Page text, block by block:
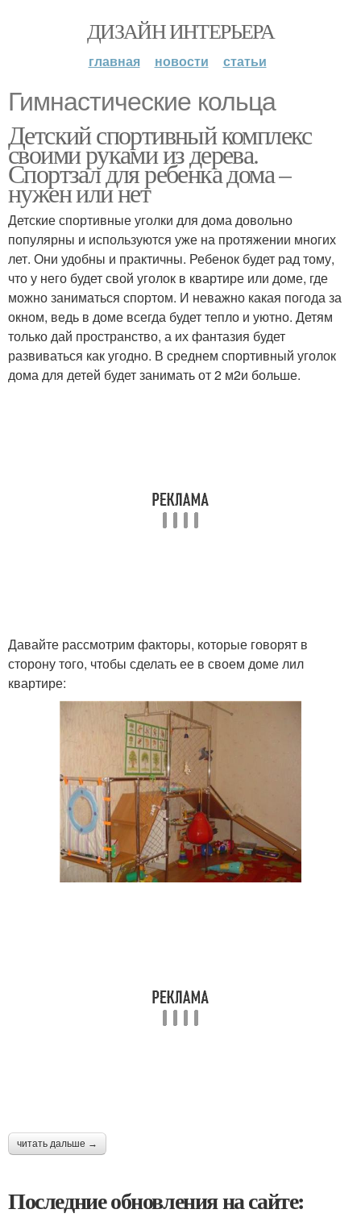
ДИЗАЙН ИНТЕРЬЕРА
главная новости статьи
Гимнастические кольца
Детский спортивный комплекс
своими руками из дерева.
Спортзал для ребенка дома –
нужен или нет
Детские спортивные уголки для дома довольно
популярны и используются уже на протяжении многих
лет. Они удобны и практичны. Ребенок будет рад тому,
что у него будет свой уголок в квартире или доме, где
можно заниматься спортом. И неважно какая погода за
окном, ведь в доме всегда будет тепло и уютно. Детям
только дай пространство, а их фантазия будет
развиваться как угодно. В среднем спортивный уголок
дома для детей будет занимать от 2 м2и больше.
Давайте рассмотрим факторы, которые говорят в
сторону того, чтобы сделать ее в своем доме лил
квартире:
читать дальше →
Последние обновления на сайте: